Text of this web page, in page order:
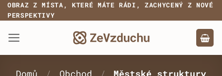
Přeskočit
na
obsah
OBRAZ Z MÍSTA, KTERÉ MÁTE RÁDI, ZACHYCENÝ Z NOVÉ
PERSPEKTIVY